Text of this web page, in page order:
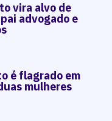
vira alvo de
advogado e
é flagrado em
mulheres